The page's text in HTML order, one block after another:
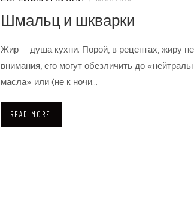
Шмальц и шкварки
Жир — душа кухни. Порой, в рецептах, жиру
внимания, его могут обезличить до
масла» или (не к ночи…
READ MORE